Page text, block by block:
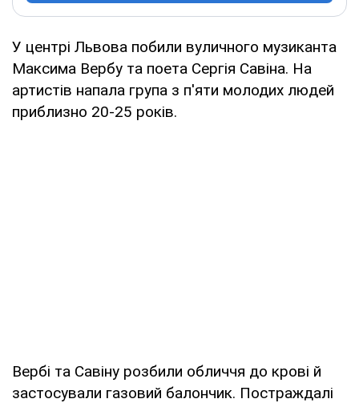
У центрі Львова побили вуличного музиканта
Максима Вербу та поета Сергія Савіна. На
артистів напала група з п'яти молодих людей
приблизно 20-25 років.
Вербі та Савіну розбили обличчя до крові й
застосували газовий балончик. Постраждалі